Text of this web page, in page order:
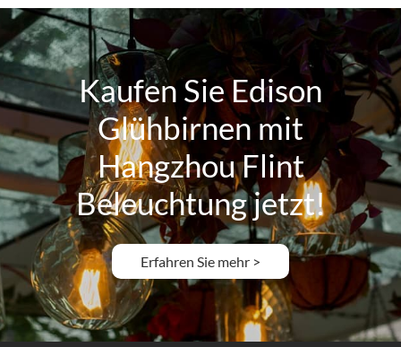
Kaufen Sie Edison
Glühbirnen mit
Hangzhou Flint
Beleuchtung jetzt!
Erfahren Sie mehr >